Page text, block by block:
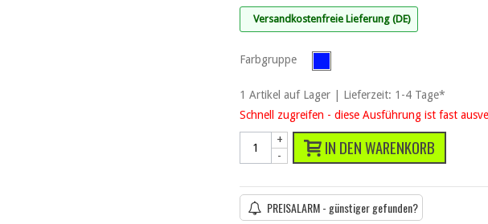
Versandkostenfreie Lieferung (DE)
Farbgruppe
1 Artikel auf Lager | Lieferzeit: 1-4 Tage*
Schnell zugreifen - diese Ausführung ist fast
-
+ IN DEN WARENKORB
PREISALARM - günstiger gefunden?